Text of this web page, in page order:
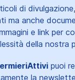
di
ma anche
e link per
della nostra
puoi
la